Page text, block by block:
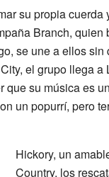
su propia cuerda
Branch, quien
se une a ellos sin
el grupo llega a
que su música es
un popurrí, pero
Hickory, un
Country, los